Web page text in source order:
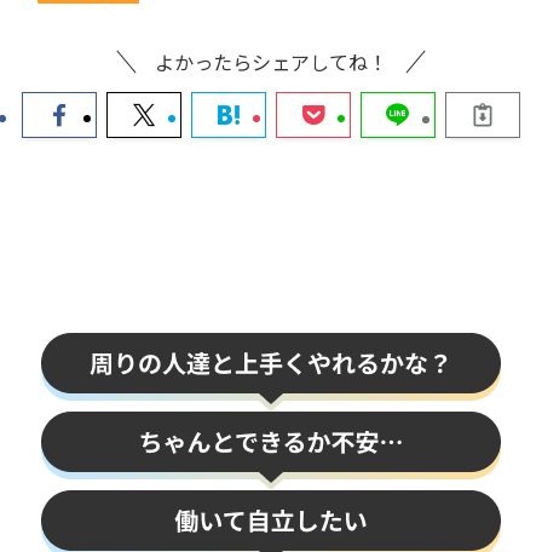
よかったらシェアしてね！